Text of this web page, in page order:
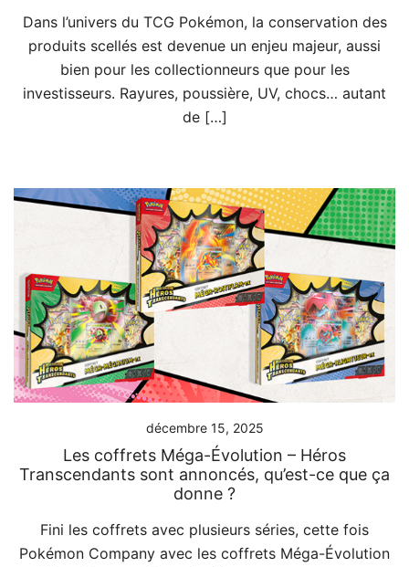
Dans l’univers du TCG Pokémon, la conservation des
produits scellés est devenue un enjeu majeur, aussi
bien pour les collectionneurs que pour les
investisseurs. Rayures, poussière, UV, chocs… autant
de […]
décembre 15, 2025
Les coffrets Méga-Évolution – Héros
Transcendants sont annoncés, qu’est-ce que ça
donne ?
Fini les coffrets avec plusieurs séries, cette fois
Pokémon Company avec les coffrets Méga-Évolution